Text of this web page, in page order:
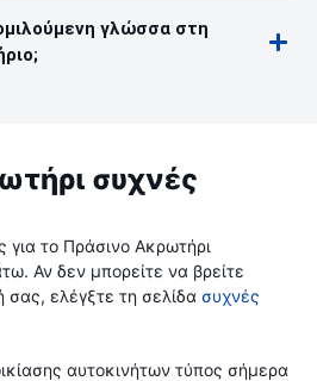
γλώσσα στη
συχνές
για το Πράσινο Ακρωτήρι
Αν δεν μπορείτε να βρείτε
ελέγξτε τη σελίδα συχνές
αυτοκινήτων τύπος σήμερα